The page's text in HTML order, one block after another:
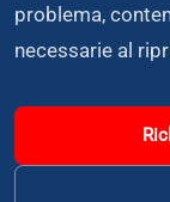
problema,
necessarie al